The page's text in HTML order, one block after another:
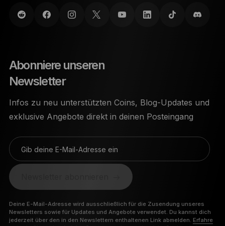
Abonniere unseren
Newsletter
Infos zu neu unterstützten Coins, Blog-Updates und
exklusive Angebote direkt in deinen Posteingang
Gib deine E-Mail-Adresse ein
Deine E-Mail-Adresse wird ausschließlich für die Zusendung unseres
Newsletters sowie für Updates und Angebote verwendet. Du kannst dich
jederzeit über den in den Newslettern enthaltenen Link abmelden. Erfahre